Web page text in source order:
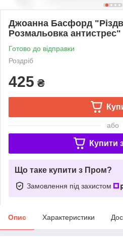
Джоанна Басфорд
Розмальовка антистрес"
Готово до відправки
Роздріб
425 ₴
або
Купити
Що таке купити з Пром?
Замовлення під захистом
Опис Характеристики